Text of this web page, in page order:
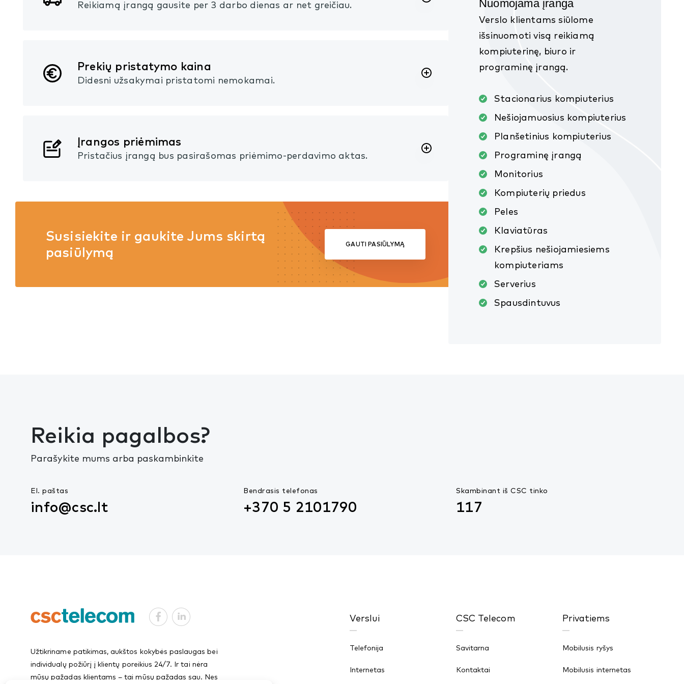
Reikiamą įrangą gausite per 3 darbo dienas ar net greičiau.
Prekių pristatymo kaina
Didesni užsakymai pristatomi nemokamai.
Įrangos priėmimas
Pristačius įrangą bus pasirašomas priėmimo-perdavimo aktas.
Susisiekite ir gaukite Jums skirtą
pasiūlymą
GAUTI PASIŪLYMĄ
Nuomojama įranga
Verslo klientams siūlome
išsinuomoti visą reikiamą
kompiuterinę, biuro ir
programinę įrangą.
Stacionarius kompiuterius
Nešiojamuosius kompiuterius
Planšetinius kompiuterius
Programinę įrangą
Monitorius
Kompiuterių priedus
Peles
Klaviatūras
Krepšius nešiojamiesiems
kompiuteriams
Serverius
Spausdintuvus
Reikia pagalbos?
Parašykite mums arba paskambinkite
El. paštas
info@csc.lt
Bendrasis telefonas
+370 5 2101790
Skambinant iš CSC tinko
117
Užtikriname patikimas, aukštos kokybės paslaugas bei
individualų požiūrį į klientų poreikius 24/7. Ir tai nėra
mūsų pažadas klientams – tai mūsų pažadas sau. Nes
Verslui
Telefonija
Internetas
CSC Telecom
Savitarna
Kontaktai
Privatiems
Mobilusis ryšys
Mobilusis internetas